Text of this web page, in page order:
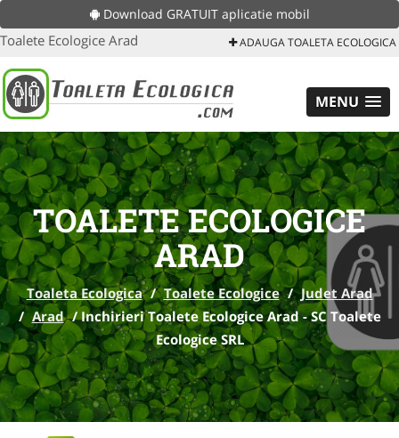
Download GRATUIT aplicatie mobil
Toalete Ecologice Arad ADAUGA TOALETA ECOLOGICA
MENU
TOALETE ECOLOGICE
ARAD
Toaleta Ecologica / Toalete Ecologice / Judet Arad
/ Arad /Inchirieri Toalete Ecologice Arad - SC Toalete
Ecologice SRL